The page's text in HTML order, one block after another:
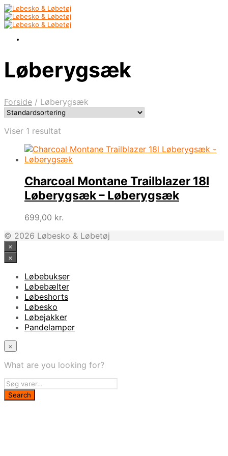
Løberygsæk
Forside / Løberygsæk
Viser 1 resultat
Charcoal Montane Trailblazer 18l
Løberygsæk – Løberygsæk
699,00 kr.
© 2026 Løbesko & Løbetøj
×
×
Løbebukser
Løbebælter
Løbeshorts
Løbesko
Løbejakker
Pandelamper
×
What are you looking for?